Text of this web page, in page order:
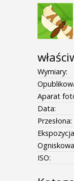
Wymiary:
Aparat
Data:
Przesłona:
ISO: